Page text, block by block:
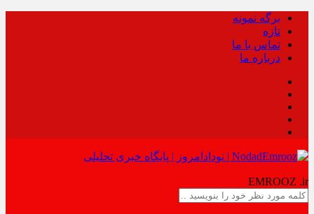
برگه نمونه
تازه
تماس با ما
درباره ما
EMROOZ .ir